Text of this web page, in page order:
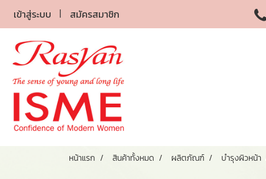
เข้าสู่ระบบ สมัครสมาชิก
หน้าแรก สินค้าทั้งหมด ผลิตภัณฑ์ บำรุงผิวหน้า